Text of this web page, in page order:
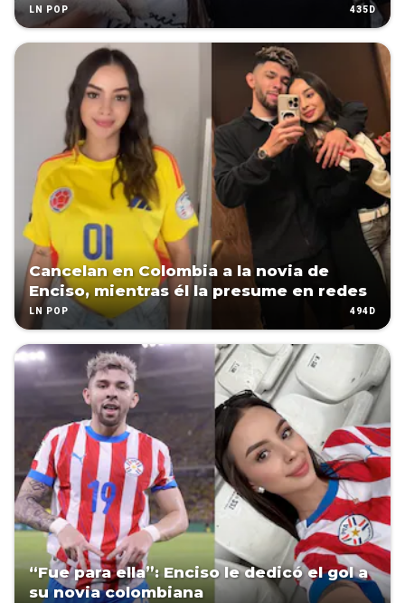
LN POP 435D
Cancelan en Colombia a la novia de
Enciso, mientras él la presume en redes
LN POP 494D
“Fue para ella”: Enciso le dedicó el gol a
su novia colombiana